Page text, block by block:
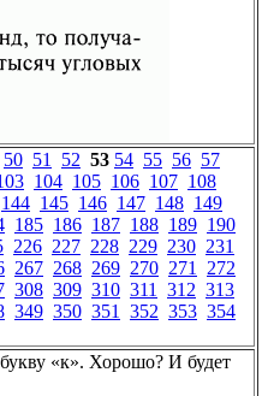
50 51 52 53 54 55 56 57
104 105 106 107 108
144 145 146 147 148 149
185 186 187 188 189 190
226 227 228 229 230 231
267 268 269 270 271 272
308 309 310 311 312 313
349 350 351 352 353 354
«к». Хорошо? И будет